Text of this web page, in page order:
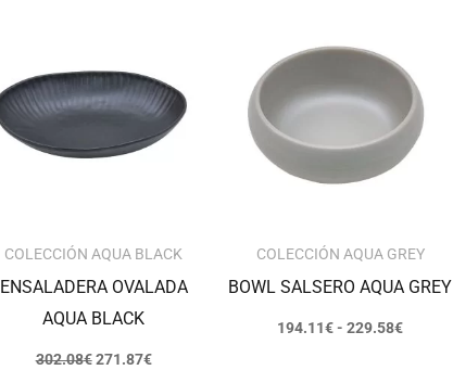
COLECCIÓN AQUA BLACK
ENSALADERA OVALADA
AQUA BLACK
302.08€
era:
302.08€.
271.87€
es:
271.87€.
COLECCIÓN AQUA GREY
BOWL SALSERO AQUA GREY
194.11€- 229.58€
desde
194.11€
hasta
229.58€